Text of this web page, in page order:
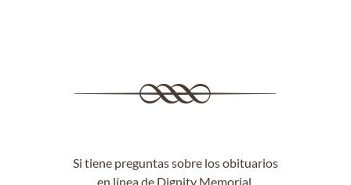
Si tiene preguntas sobre los obituarios
en línea de Dignity Memorial,